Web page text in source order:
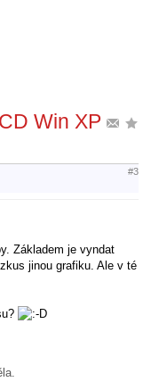
Win XP
#3
Základem je vyndat
jinou grafiku. Ale v té